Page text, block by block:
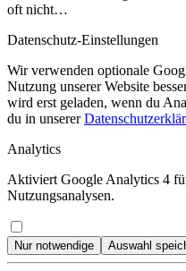
oft nicht…
Datenschutz-Einstellungen
Wir verwenden optionale
Nutzung unserer Website
wird erst geladen, wenn du
du in unserer
Analytics
Aktiviert Google Analytics 4
Nutzungsanalysen.
Nur notwendige Auswahl